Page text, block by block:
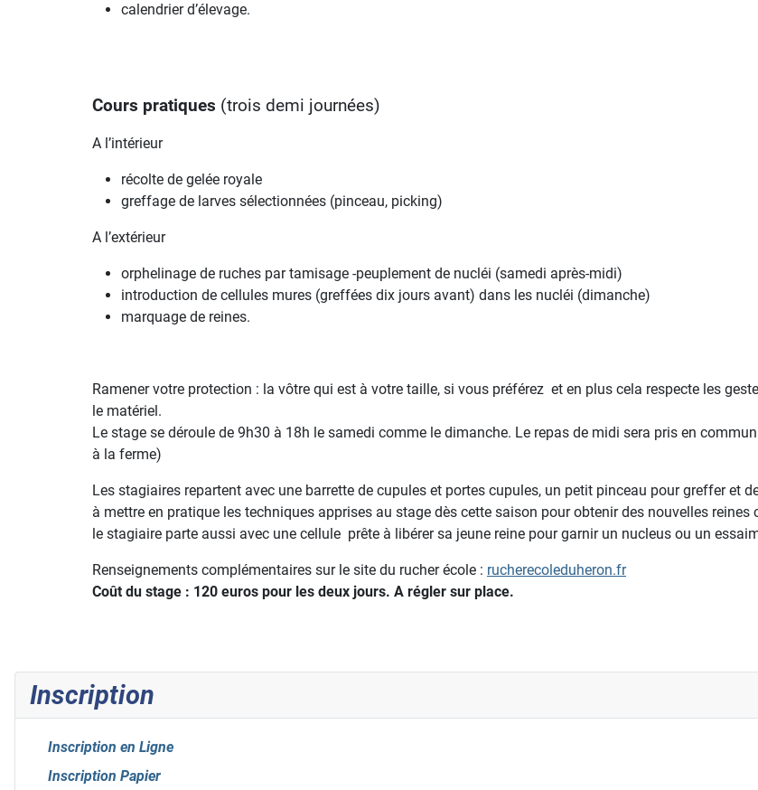
calendrier d’élevage.
Cours pratiques (trois demi journées)
A l’intérieur
récolte de gelée royale
greffage de larves sélectionnées (pinceau, picking)
A l’extérieur
orphelinage de ruches par tamisage -peuplement de nucléi (samedi après-midi)
introduction de cellules mures (greffées dix jours avant) dans les nucléi (dimanche)
marquage de reines.
Ramener votre protection : la vôtre qui est à votre taille, si vous préférez et en plus cela respecte les
le matériel.
Le stage se déroule de 9h30 à 18h le samedi comme le dimanche. Le repas de midi sera pris en
à la ferme)
Les stagiaires repartent avec une barrette de cupules et portes cupules, un petit pinceau pour greffer et
à mettre en pratique les techniques apprises au stage dès cette saison pour obtenir des nouvelles
le stagiaire parte aussi avec une cellule prête à libérer sa jeune reine pour garnir un nucleus ou un
Renseignements complémentaires sur le site du rucher école : rucherecoleduheron.fr
Coût du stage : 120 euros pour les deux jours. A régler sur place.
Inscription
Inscription en Ligne
Inscription Papier